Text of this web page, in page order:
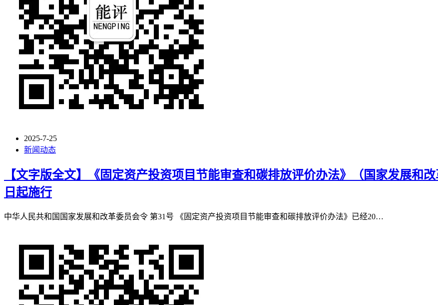
2025-7-25
新闻动态
【文字版全文】《固定资产投资项目节能审查和碳排放评价办法》（国家发展和
日起施行
中华人民共和国国家发展和改革委员会令 第31号 《固定资产投资项目节能审查和碳排放评价办法》已经20…